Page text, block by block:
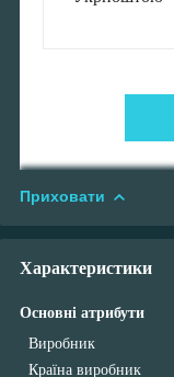
Приховати
Характеристики
Основні атрибути
Виробник
Країна виробник